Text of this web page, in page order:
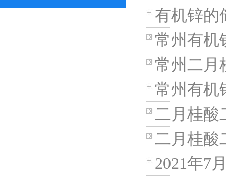
有机锌的
常州有机
常州二月
常州有机
二月桂酸
二月桂酸
2021年7